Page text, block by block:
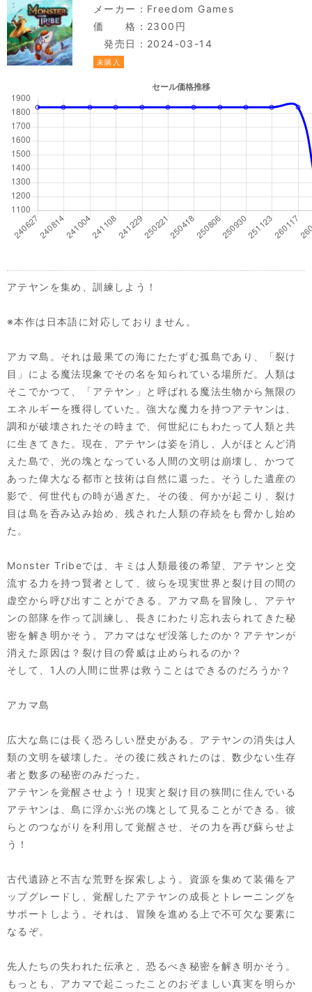
メーカー： Freedom Games
価 格：2300円
発売日：2024-03-14
未購入
アテヤンを集め、訓練しよう！
※本作は日本語に対応しておりません。
アカマ島。それは最果ての海にたたずむ孤島であり、「裂け
目」による魔法現象でその名を知られている場所だ。人類は
そこでかつて、「アテヤン」と呼ばれる魔法生物から無限の
エネルギーを獲得していた。強大な魔力を持つアテヤンは、
調和が破壊されたその時まで、何世紀にもわたって人類と共
に生きてきた。現在、アテヤンは姿を消し、人がほとんど消
えた島で、光の塊となっている人間の文明は崩壊し、かつて
あった偉大なる都市と技術は自然に還った。そうした遺産の
影で、何世代もの時が過ぎた。その後、何かが起こり、裂け
目は島を呑み込み始め、残された人類の存続をも脅かし始め
た。
Monster Tribeでは、キミは人類最後の希望、アテヤンと交
流する力を持つ賢者として、彼らを現実世界と裂け目の間の
虚空から呼び出すことができる。アカマ島を冒険し、アテヤ
ンの部隊を作って訓練し、長きにわたり忘れ去られてきた秘
密を解き明かそう。アカマはなぜ没落したのか？アテヤンが
消えた原因は？裂け目の脅威は止められるのか？
そして、1人の人間に世界は救うことはできるのだろうか？
アカマ島
広大な島には長く恐ろしい歴史がある。アテヤンの消失は人
類の文明を破壊した。その後に残されたのは、数少ない生存
者と数多の秘密のみだった。
アテヤンを覚醒させよう！現実と裂け目の狭間に住んでいる
アテヤンは、島に浮かぶ光の塊として見ることができる。彼
らとのつながりを利用して覚醒させ、その力を再び蘇らせよ
う！
古代遺跡と不吉な荒野を探索しよう。資源を集めて装備をア
ップグレードし、覚醒したアテヤンの成長とトレーニングを
サポートしよう。それは、冒険を進める上で不可欠な要素に
なるぞ。
先人たちの失われた伝承と、恐るべき秘密を解き明かそう。
もっとも、アカマで起こったことのおぞましい真実を明らか